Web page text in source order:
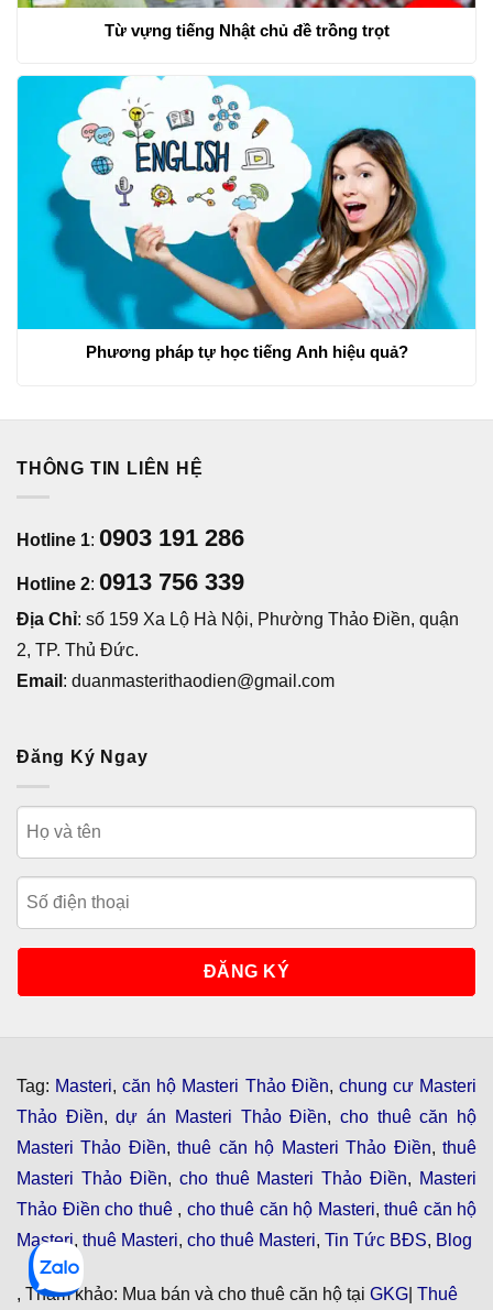
Từ vựng tiếng Nhật chủ đề trồng trọt
Phương pháp tự học tiếng Anh hiệu quả?
THÔNG TIN LIÊN HỆ
Hotline 1: 0903 191 286
Hotline 2: 0913 756 339
Địa Chỉ: số 159 Xa Lộ Hà Nội, Phường Thảo Điền, quận
2, TP. Thủ Đức.
Email : duanmasterithaodien@gmail.com
Đăng Ký Ngay
Tag: Masteri,căn hộ Masteri Thảo Điền, chung cư Masteri
Thảo Điền,dự án Masteri Thảo Điền, cho thuê căn hộ
Masteri Thảo Điền,thuê căn hộ Masteri Thảo Điền,thuê
Masteri Thảo Điền, cho thuê Masteri Thảo Điền, Masteri
Thảo Điền cho thuê , cho thuê căn hộ Masteri, thuê căn hộ
Masteri, thuê Masteri, cho thuê Masteri, Tin Tức BĐS, Blog
, Tham khảo: Mua bán và cho thuê căn hộ tại GKG Thuê